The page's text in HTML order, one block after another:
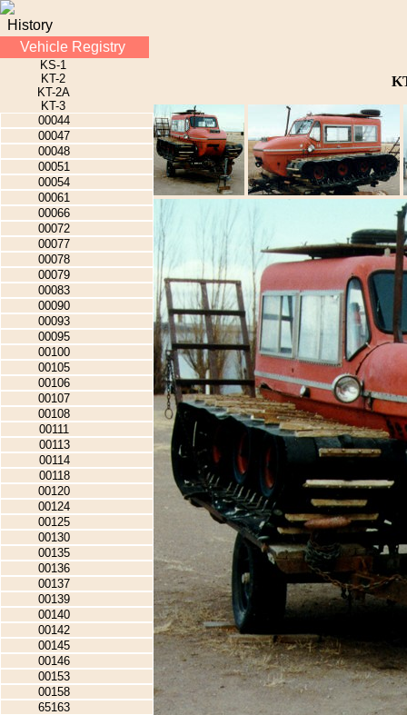
History
Vehicle Registry
KS-1
KT-2
KT-2A
KT-3
00044
00047
00048
00051
00054
00061
00066
00072
00077
00078
00079
00083
00090
00093
00095
00100
00105
00106
00107
00108
00111
00113
00114
00118
00120
00124
00125
00130
00135
00136
00137
00139
00140
00142
00145
00146
00153
00158
65163